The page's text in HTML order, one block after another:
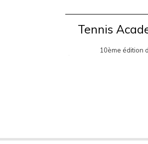
Tennis
10ème édition